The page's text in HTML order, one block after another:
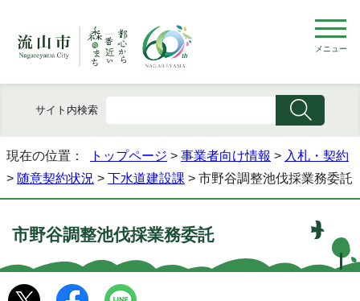
メニュー
サイト内検索
現在の位置： トップページ > 事業者向け情報 > 入札・契約
> 随意契約状況 > 下水道建設課 > 市野谷調整池伐採業務委託
市野谷調整池伐採業務委託